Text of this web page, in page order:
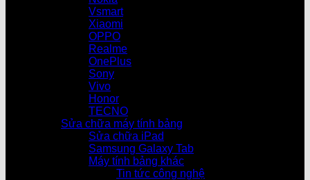
Vsmart
Xiaomi
OPPO
Realme
OnePlus
Sony
Vivo
Honor
TECNO
Sửa chữa máy tính bảng
Sửa chữa iPad
Samsung Galaxy Tab
Máy tính bảng khác
Tin tức công nghệ